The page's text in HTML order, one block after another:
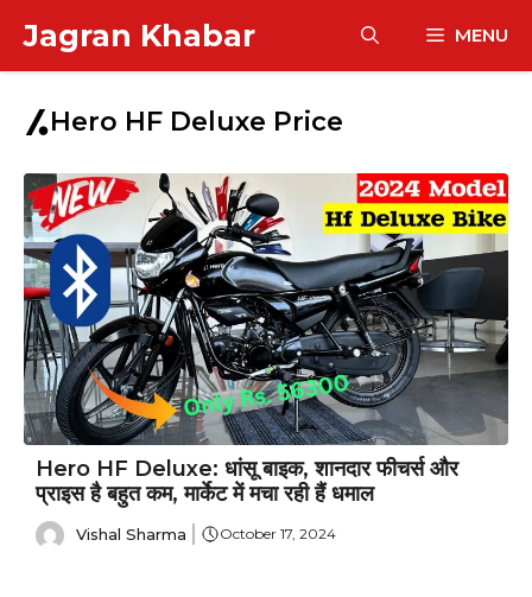
content
Jagran Khabar MENU
Hero HF Deluxe Price
Hero HF Deluxe: धांसू बाइक, शानदार फीचर्स और
प्राइस है बहुत कम, मार्केट में मचा रही हैं धमाल
Vishal Sharma October 17, 2024